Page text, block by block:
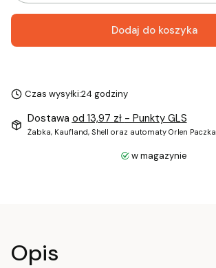
Dodaj do koszyka
Czas wysyłki:24 godziny
Dostawa od 13,97 zł - Punkty GLS
Żabka, Kaufland, Shell oraz automaty Orlen Paczka
w magazynie
Opis